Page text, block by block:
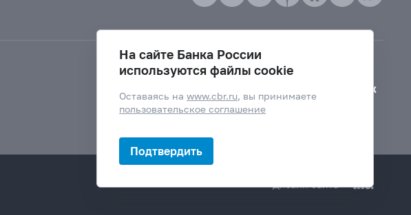
Версия для слабовидящих
Дизайн сайта —
На сайте Банка России
используются файлы cookie
Оставаясь наwww.cbr.ru, вы принимаете
пользовательское соглашение
Подтвердить